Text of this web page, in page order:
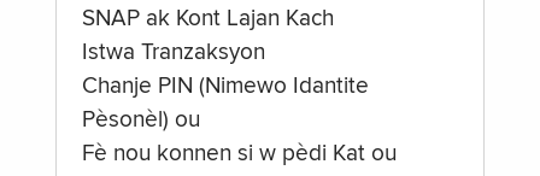
SNAP ak Kont Lajan Kach
Istwa Tranzaksyon
Chanje PIN (Nimewo Idantite
Pèsonèl) ou
Fè nou konnen si w pèdi Kat ou